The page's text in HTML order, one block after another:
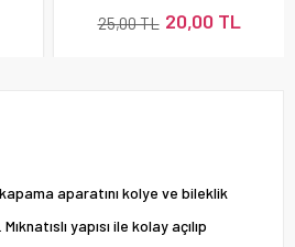
20,00 TL
25,00 TL
aparatını kolye ve bileklik
yapısı ile kolay açılıp